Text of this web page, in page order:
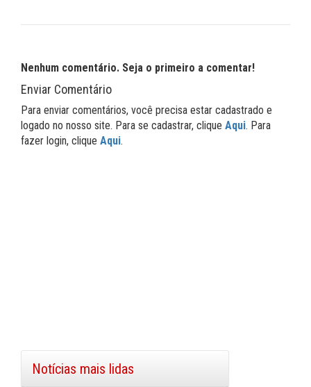
Nenhum comentário. Seja o primeiro a comentar!
Enviar Comentário
Para enviar comentários, você precisa estar cadastrado e
logado no nosso site. Para se cadastrar, clique Aqui. Para
fazer login, clique Aqui.
Notícias mais lidas